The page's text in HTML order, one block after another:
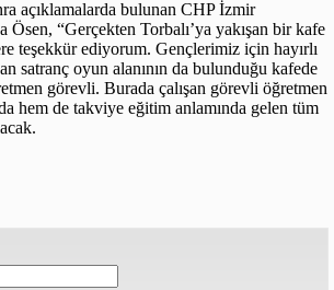
açıklamalarda bulunan CHP İzmir
“Gerçekten Torbalı’ya yakışan bir kafe
teşekkür ediyorum. Gençlerimiz için hayırlı
satranç oyun alanının da bulunduğu kafede
görevli. Burada çalışan görevli öğretmen
hem de takviye eğitim anlamında gelen tüm